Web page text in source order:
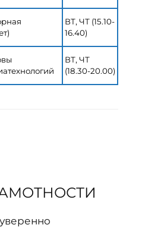
ВТ, ЧТ (15.10-
16.40)
ВТ, ЧТ
(18.30-20.00)